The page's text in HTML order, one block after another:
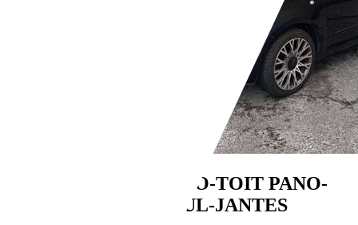
1.2i-AIRCO-TOIT PANO-
RADAR DE RECUL-JANTES